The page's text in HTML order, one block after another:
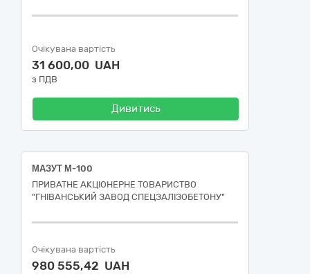
Очікувана вартість
31 600,00 UAH
з ПДВ
Дивитись
МАЗУТ М-100
ПРИВАТНЕ АКЦІОНЕРНЕ ТОВАРИСТВО
"ГНІВАНСЬКИЙ ЗАВОД СПЕЦЗАЛІЗОБЕТОНУ"
Очікувана вартість
980 555,42 UAH